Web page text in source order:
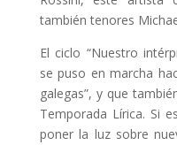
también tenores
El ciclo “Nuestro
se puso en marcha
galegas”, y que
Temporada Lírica. Si
poner la luz sobre